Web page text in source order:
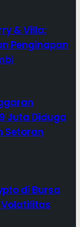
& Villa:
Penginapan
Juta Diduga
Setoran
di Bursa
Volatilitas